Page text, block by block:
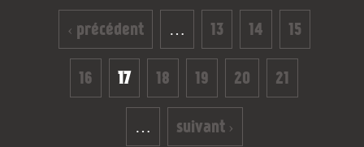
‹ précédent … 13 14 15
16 17 18 19 20 21
… suivant ›